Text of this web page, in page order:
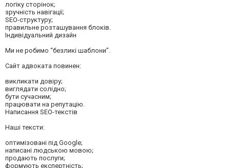
логіку сторінок;
зручність навігації;
SEO-структуру;
правильне розташування блоків.
Індивідуальний дизайн
Ми не робимо “безликі шаблони”.
Сайт адвоката повинен:
викликати довіру;
виглядати солідно;
бути сучасним;
працювати на репутацію.
Написання SEO-текстів
Наші тексти:
оптимізовані під Google;
написані людською мовою;
продають послуги;
формують експертність;